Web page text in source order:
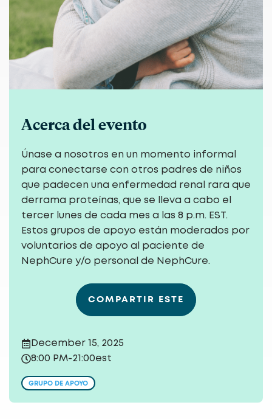
Acerca del evento
Únase a nosotros en un momento informal
para conectarse con otros padres de niños
que padecen una enfermedad renal rara que
derrama proteínas, que se lleva a cabo el
tercer lunes de cada mes a las 8 p.m. EST.
Estos grupos de apoyo están moderados por
voluntarios de apoyo al paciente de
NephCure y/o personal de NephCure.
COMPARTIR ESTE
December 15, 2025
8:00 PM-21:00est
GRUPO DE APOYO